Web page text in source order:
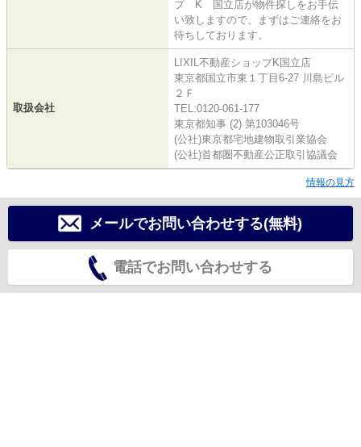
プ K 国立店が物件探しをお手伝
い致しますので、まずはご連絡をお
待ちしております。
取扱会社
LIXIL不動産ショップK国立店
東京都国立市東１丁目6-27 川島ビル
２Ｆ
TEL:0120-061-177
東京都知事 (2) 第103046号
(公社)東京都宅地建物取引業協会
(公社)首都圏不動産公正取引協議会
情報の見方
メールでお問い合わせする(無料)
電話でお問い合わせする